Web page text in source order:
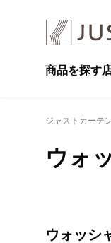
商品を探す
ジャストカーテ
ウォ
ウォッシ